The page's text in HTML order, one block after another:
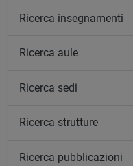
Ricerca insegnamenti
Ricerca aule
Ricerca sedi
Ricerca strutture
Ricerca pubblicazioni